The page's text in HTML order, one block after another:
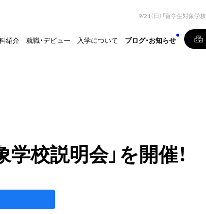
紹介 就職・デビュー 入学について ブログ・お知らせ
9/21（日）「留学生対象学
学校説明会」を開催！